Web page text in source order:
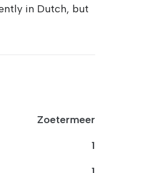
in Dutch, but
Zoetermeer
1